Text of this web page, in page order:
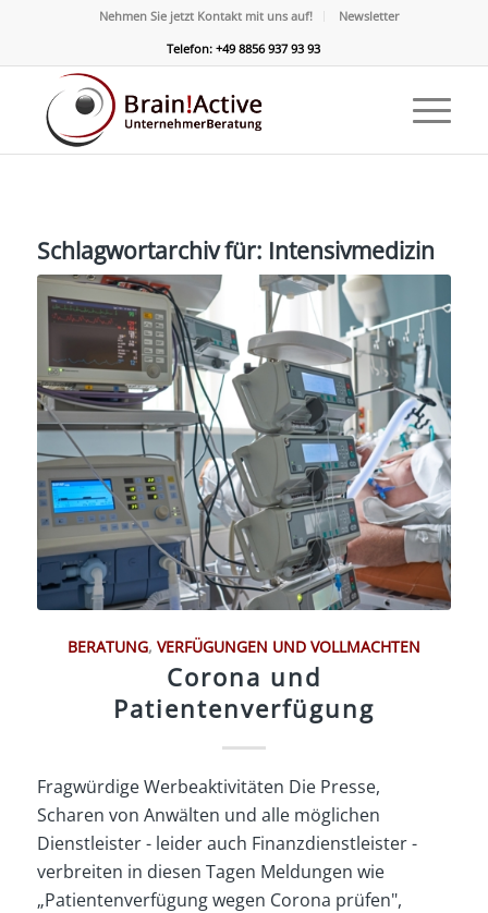
Nehmen Sie jetzt Kontakt mit uns auf!
Newsletter
Telefon: +49 8856 937 93 93
Schlagwortarchiv für: Intensivmedizin
BERATUNG, VERFÜGUNGEN UND VOLLMACHTEN
Corona und
Patientenverfügung
Fragwürdige Werbeaktivitäten Die Presse,
Scharen von Anwälten und alle möglichen
Dienstleister - leider auch Finanzdienstleister -
verbreiten in diesen Tagen Meldungen wie
„Patientenverfügung wegen Corona prüfen",